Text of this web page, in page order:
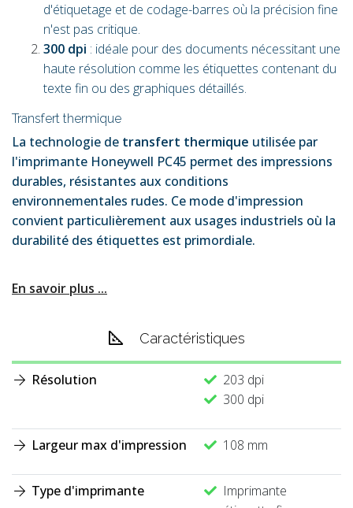
d'étiquetage et de codage-barres où la précision fine
n'est pas critique.
300 dpi : idéale pour des documents nécessitant une
haute résolution comme les étiquettes contenant du
texte fin ou des graphiques détaillés.
Transfert thermique
La technologie de transfert thermique utilisée par
l'imprimante Honeywell PC45 permet des impressions
durables, résistantes aux conditions
environnementales rudes. Ce mode d'impression
convient particulièrement aux usages industriels où la
durabilité des étiquettes est primordiale.
En savoir plus ...
Caractéristiques
Résolution
203 dpi
300 dpi
Largeur max d'impression 108 mm
Type d'imprimante
Imprimante